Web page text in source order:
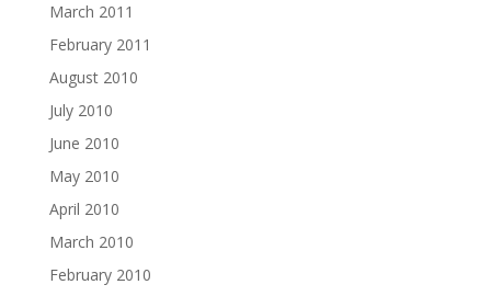
March 2011
February 2011
August 2010
July 2010
June 2010
May 2010
April 2010
March 2010
February 2010